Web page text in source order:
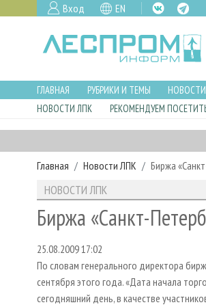
Вход EN
ГЛАВНАЯ РУБРИКИ И ТЕМЫ НОВОСТИ
НОВОСТИ ЛПК
РЕКОМЕНДУЕМ
Главная Новости ЛПК Биржа
НОВОСТИ ЛПК
Биржа «Санкт-
25.08.2009 17:02
По словам генерального директора
сентября этого года. «Дата начала
сегодняшний день, в качестве